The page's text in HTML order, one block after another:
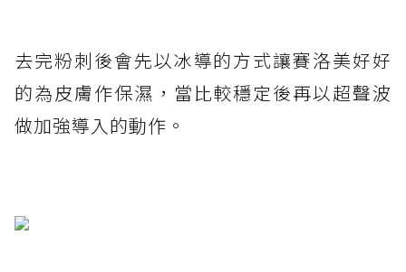
去完粉刺後會先以冰導的方式讓賽洛美好好
的為皮膚作保濕，當比較穩定後再以超聲波
做加強導入的動作。